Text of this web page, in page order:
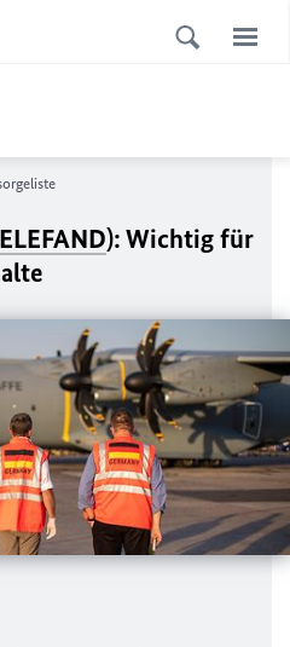
ELEFAND): Wichtig für